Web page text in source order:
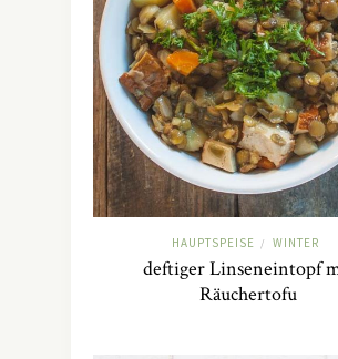
HAUPTSPEISE / WINTER
deftiger Linseneintopf
Räuchertofu